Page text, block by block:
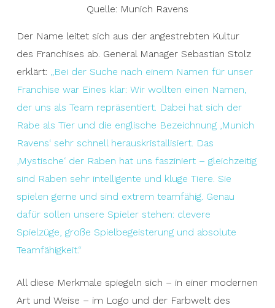
Quelle: Munich Ravens
Der Name leitet sich aus der angestrebten Kultur
des Franchises ab. General Manager Sebastian Stolz
erklärt: „Bei der Suche nach einem Namen für unser
Franchise war Eines klar: Wir wollten einen Namen,
der uns als Team repräsentiert. Dabei hat sich der
Rabe als Tier und die englische Bezeichnung ‚Munich
Ravens‘ sehr schnell herauskristallisiert. Das
‚Mystische‘ der Raben hat uns fasziniert – gleichzeitig
sind Raben sehr intelligente und kluge Tiere. Sie
spielen gerne und sind extrem teamfähig. Genau
dafür sollen unsere Spieler stehen: clevere
Spielzüge, große Spielbegeisterung und absolute
Teamfähigkeit.“
All diese Merkmale spiegeln sich – in einer modernen
Art und Weise – im Logo und der Farbwelt des